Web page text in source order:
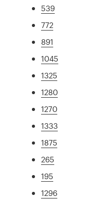
539
772
891
1045
1325
1280
1270
1333
1875
265
195
1296